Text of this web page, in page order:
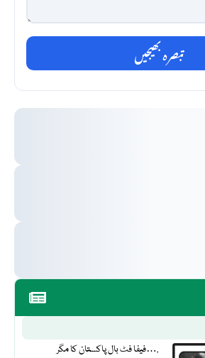
فیفا فٹ بال پاکستان کا مگر….
تبصرہ بھیجیں